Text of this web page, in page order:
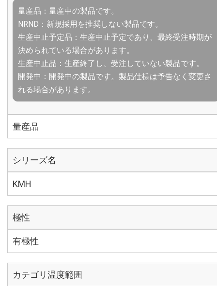
量産品：量産中の製品です。
NRND：新規採用を推奨しない製品です。
生産中止予定品：生産中止予定であり、最終受注時期が
決められている場合があります。
生産中止品：生産終了し、受注していない製品です。
開発中：開発中の製品です。製品仕様は予告なく変更さ
れる場合があります。
量産品
シリーズ名
KMH
極性
有極性
カテゴリ温度範囲